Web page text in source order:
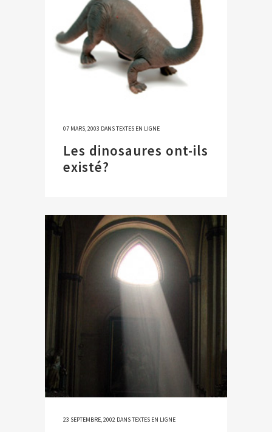
07 MARS, 2003 DANSTEXTES EN LIGNE
Les dinosaures ont-ils
existé?
23 SEPTEMBRE, 2002 DANSTEXTES EN LIGNE